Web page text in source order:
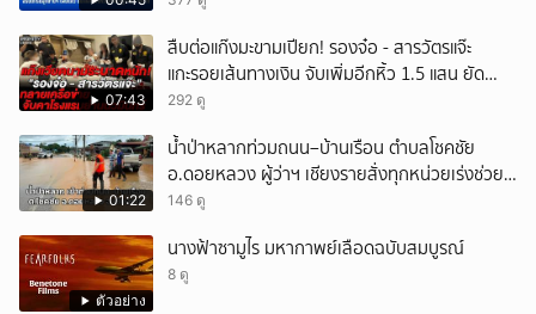
07:43
สืบต่อแก๊งมะขามเปียก! รองจ๋อ - สารวัตรแจ๊ะ
แกะรอยเส้นทางเงิน จับเพิ่มอีกหิ้ว 1.5 แสน ยัด
สินบน
292 ดู
01:22
น้ำป่าหลากท่วมถนน–บ้านเรือน ตำบลโชคชัย
อ.ดอยหลวง ผู้ว่าฯ เชียงรายสั่งทุกหน่วยเร่งช่วย
เหลือประชาชน
146 ดู
ตัวอย่าง
นางฟ้าซามูไร มหากาพย์เลือดฉบับสมบูรณ์
8 ดู